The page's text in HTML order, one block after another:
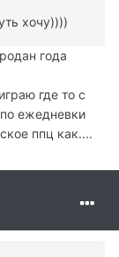
хочу))))
года
где то с
ежедневки
ппц как....